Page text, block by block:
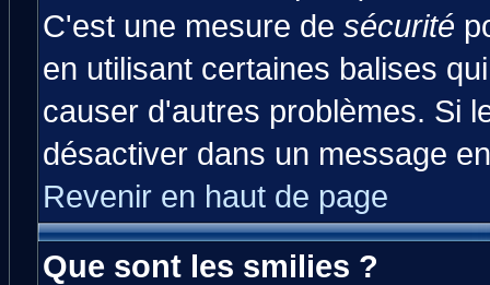
C'est une mesure de sécurité
en utilisant certaines balises
causer d'autres problèmes. Si
désactiver dans un message
Revenir en haut de page
Que sont les smilies ?